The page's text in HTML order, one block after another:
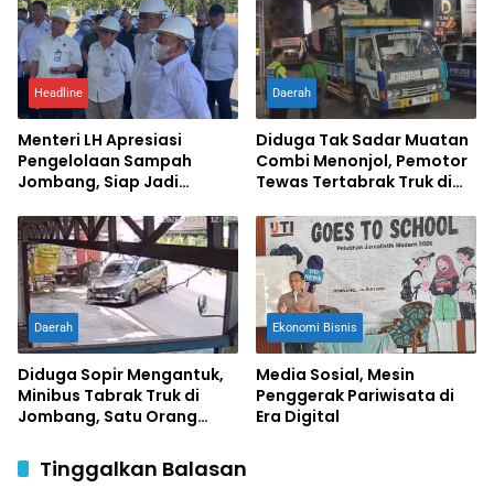
Headline
Menteri LH Apresiasi
Pengelolaan Sampah
Jombang, Siap Jadi
Daerah
Diduga Tak Sadar Muatan
Combi Menonjol, Pemotor
Tewas Tertabrak Truk di
Daerah
Diduga Sopir Mengantuk,
Minibus Tabrak Truk di
Jombang, Satu Orang
Ekonomi Bisnis
Media Sosial, Mesin
Penggerak Pariwisata di
Era Digital
Tinggalkan Balasan